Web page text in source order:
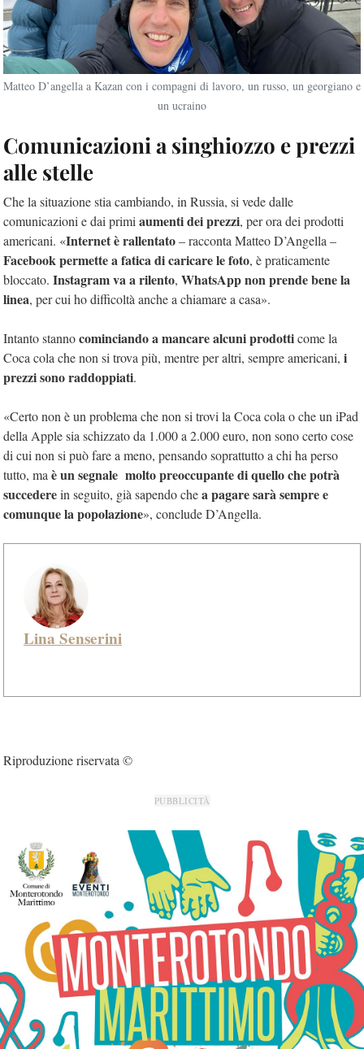
Matteo D’angella a Kazan con i compagni di lavoro, un russo, un georgiano e
un ucraino
Comunicazioni a singhiozzo e prezzi
alle stelle
Che la situazione stia cambiando, in Russia, si vede dalle
comunicazioni e dai primi aumenti dei prezzi, per ora dei prodotti
americani. «Internet è rallentato– racconta Matteo D’Angella –
Facebook permette a fatica di caricare le foto, è praticamente
bloccato. Instagram va a rilento, WhatsApp non prende bene la
linea, per cui ho difficoltà anche a chiamare a casa».
Intanto stannocominciando a mancare alcuni prodotticome la
Coca cola che non si trova più, mentre per altri, sempre americani, i
prezzi sono raddoppiati.
«Certo non è un problema che non si trovi la Coca cola o che un iPad
della Apple sia schizzato da 1.000 a 2.000 euro, non sono certo cose
di cui non si può fare a meno, pensando soprattutto a chi ha perso
tutto, ma è un segnale molto preoccupante di quello che potrà
succederein seguito, già sapendo chea pagare sarà sempre e
comunque la popolazione», conclude D’Angella.
Lina Senserini
Riproduzione riservata ©
PUBBLICITÀ